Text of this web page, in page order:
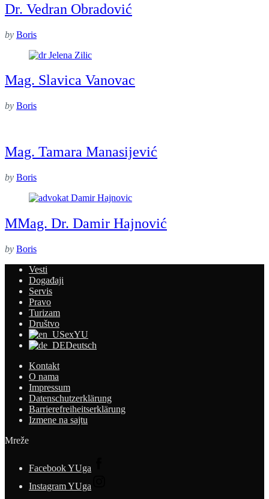
Dr. Vedran Obradović
by Boris
Mag. Slavica Vanovac
by Boris
Mag. Tamara Manasijević
by Boris
MMag. Dr. Damir Hajnović
by Boris
Vesti
Događaji
Servis
Pravo
Turizam
Društvo
exYU
Deutsch
Kontakt
O nama
Impressum
Datenschutzerklärung
Barrierefreiheitserklärung
Izmene na sajtu
Mreže
Facebook YUga
Instagram YUga